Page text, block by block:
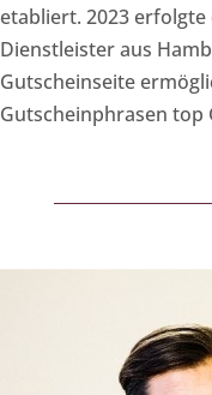
etabliert. 2023 erfolgte
Dienstleister aus
Gutscheinseite
Gutscheinphrasen top